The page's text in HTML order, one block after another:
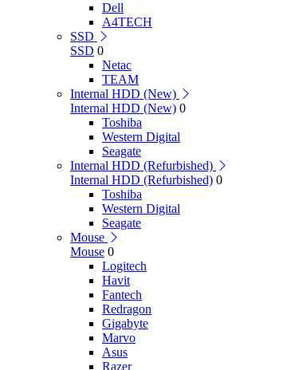
Dell
A4TECH
SSD
SSD 0
Netac
TEAM
Internal HDD (New)
Internal HDD (New) 0
Toshiba
Western Digital
Seagate
Internal HDD (Refurbished)
Internal HDD (Refurbished) 0
Toshiba
Western Digital
Seagate
Mouse
Mouse 0
Logitech
Havit
Fantech
Redragon
Gigabyte
Marvo
Asus
Razer